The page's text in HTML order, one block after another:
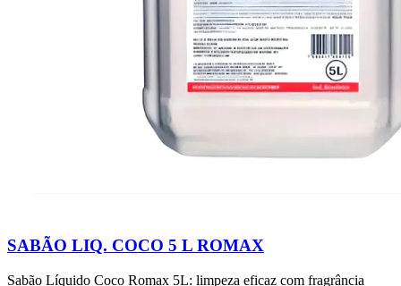
SABÃO LIQ. COCO 5 L ROMAX
Sabão Líquido Coco Romax 5L: limpeza eficaz com fragrância